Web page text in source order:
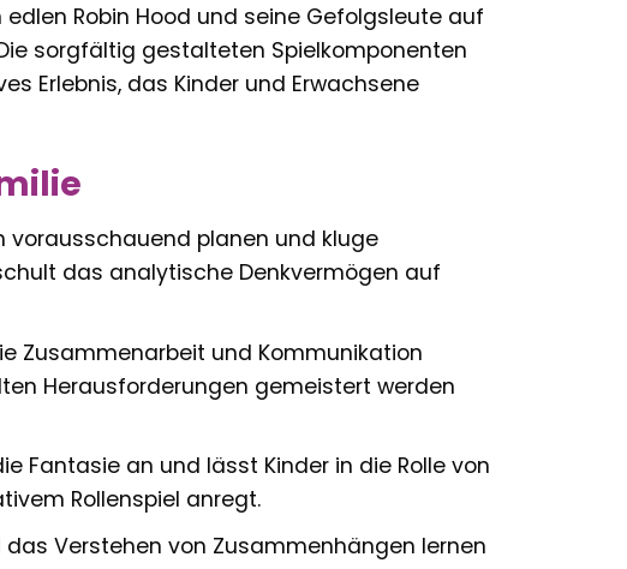
Robin Hood und seine Gefolgsleute auf
sorgfältig gestalteten Spielkomponenten
Erlebnis, das Kinder und Erwachsene
vorausschauend planen und kluge
das analytische Denkvermögen auf
Zusammenarbeit und Kommunikation
Herausforderungen gemeistert werden
Fantasie an und lässt Kinder in die Rolle von
Rollenspiel anregt.
Verstehen von Zusammenhängen lernen